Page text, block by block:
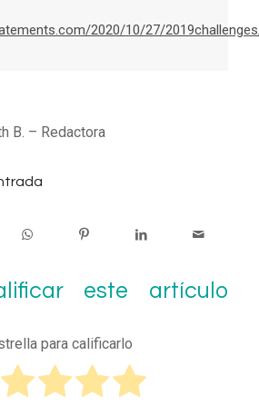
2020/10/27/
B. – Redactora
este artículo
para calificarlo